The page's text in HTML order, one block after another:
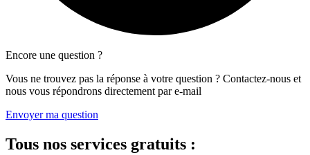
Encore une question ?
Vous ne trouvez pas la réponse à votre question ? Contactez-nous et
nous vous répondrons directement par e-mail
Envoyer ma question
Tous nos services gratuits :